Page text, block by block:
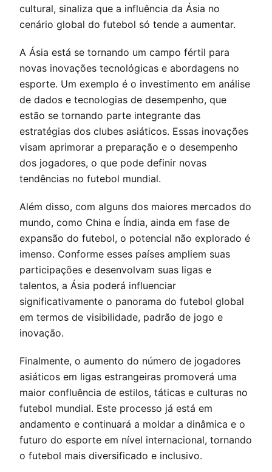
cultural, sinaliza que a influência da Ásia no
cenário global do futebol só tende a aumentar.
A Ásia está se tornando um campo fértil para
novas inovações tecnológicas e abordagens no
esporte. Um exemplo é o investimento em análise
de dados e tecnologias de desempenho, que
estão se tornando parte integrante das
estratégias dos clubes asiáticos. Essas inovações
visam aprimorar a preparação e o desempenho
dos jogadores, o que pode definir novas
tendências no futebol mundial.
Além disso, com alguns dos maiores mercados do
mundo, como China e Índia, ainda em fase de
expansão do futebol, o potencial não explorado é
imenso. Conforme esses países ampliem suas
participações e desenvolvam suas ligas e
talentos, a Ásia poderá influenciar
significativamente o panorama do futebol global
em termos de visibilidade, padrão de jogo e
inovação.
Finalmente, o aumento do número de jogadores
asiáticos em ligas estrangeiras promoverá uma
maior confluência de estilos, táticas e culturas no
futebol mundial. Este processo já está em
andamento e continuará a moldar a dinâmica e o
futuro do esporte em nível internacional, tornando
o futebol mais diversificado e inclusivo.